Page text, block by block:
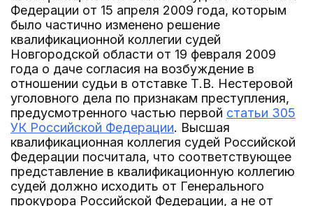
Федерации от 15 апреля 2009 года, которым
было частично изменено решение
квалификационной коллегии судей
Новгородской области от 19 февраля 2009
года о даче согласия на возбуждение в
отношении судьи в отставке Т.В. Нестеровой
уголовного дела по признакам преступления,
предусмотренного частью первой статьи 305
УК Российской Федерации. Высшая
квалификационная коллегия судей Российской
Федерации посчитала, что соответствующее
представление в квалификационную коллегию
судей должно исходить от Генерального
прокурора Российской Федерации, а не от